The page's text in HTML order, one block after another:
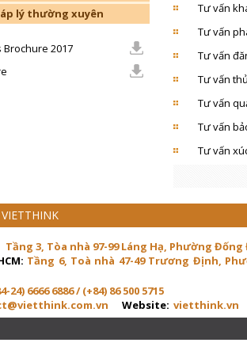
lý thường xuyên
2017
Tư vấn
Tư vấn
Tư vấn
Tư vấn
Tư vấn
Tư vấn
Tư vấn
Tầng 3, Tòa nhà 97-99 Láng Hạ, Phường
Tầng 6, Toà nhà 47-49 Trương Định,
24) 6666 6886 / (+84) 86 500 5715
Website: vietthink.vn